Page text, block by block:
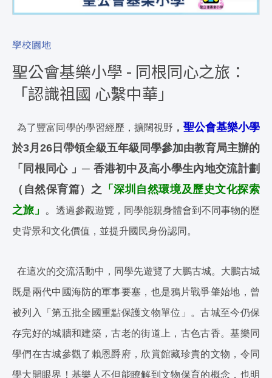
學校園地
聖公會基樂小學 - 同根同心之旅：
「認識祖國 心繫中華」
為了豐富同學的學習經歷，擴闊視野 ， 聖公會基樂小學
於3月26日帶領全級五年級同學參加由教育局主辦的
「同根同心 」─ 香港初中及高小學生內地交流計劃
（自然保育篇）之 「深圳自然環境及歷史文化探索
之旅」 。 透過參觀遊覽，同學能親身體會到不同事物的歷
史背景和文化價值，並提升國民身份認同。
在這次的交流活動中，同學先遊覽了大鵬古城。大鵬古城
既是兩代中國海防的軍事要塞，也是鴉片戰爭肇始地，曾
被列入「第五批全國重點保護文物單位」。古城至今仍保
存完好的城牆和建築，古老的街道上，古色古香。基樂同
學們在古城參觀了賴恩爵府，欣賞館藏珍貴的文物，令同
學大開眼界！基樂人不但能瞭解到文物保育的概念，也明